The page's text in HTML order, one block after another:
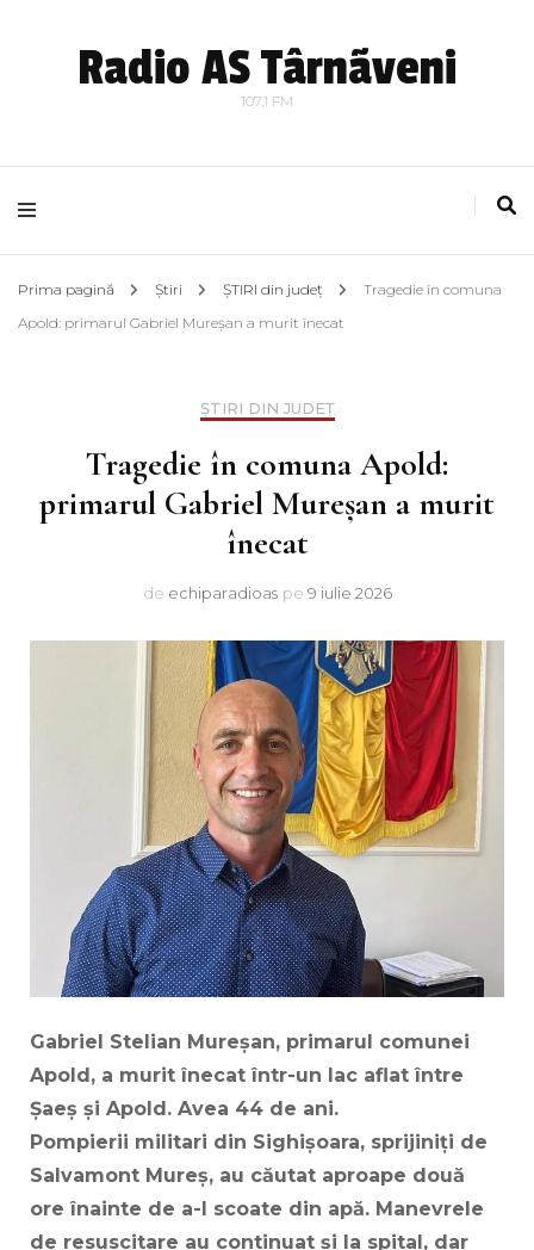
Radio AS Târnãveni
107,1 FM
Prima pagină Știri ȘTIRI din județ
Tragedie în comuna
Apold: primarul Gabriel Mureșan a murit înecat
ȘTIRI DIN JUDEȚ
Tragedie în comuna Apold:
primarul Gabriel Mureșan a murit
înecat
de echiparadioas pe 9 iulie 2026
Gabriel Stelian Mureșan, primarul comunei
Apold, a murit înecat într-un lac aflat între
Șaeș și Apold. Avea 44 de ani.
Pompierii militari din Sighișoara, sprijiniți de
Salvamont Mureș, au căutat aproape două
ore înainte de a-l scoate din apă. Manevrele
de resuscitare au continuat și la spital, dar